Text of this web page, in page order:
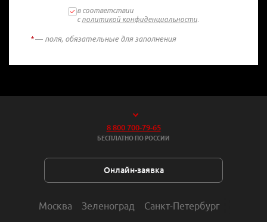
в соответствии
с политикой конфиденциальности
*— поля, обязательные для заполнения
8 800 700-79-65
БЕСПЛАТНО ПО РОССИИ
Онлайн-заявка
Москва Зеленоград Санкт-Петербург